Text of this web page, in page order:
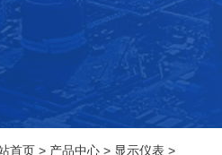
首页 > 产品中心 > 显示仪表 >